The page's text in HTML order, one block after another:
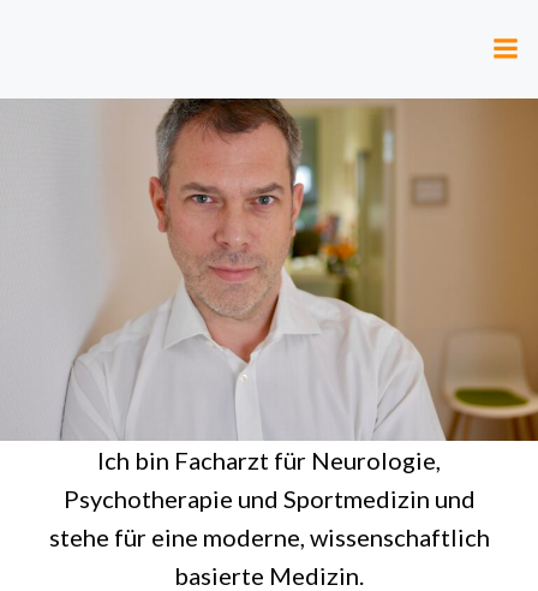
Ich bin Facharzt für Neurologie,
Psychotherapie und Sportmedizin und
stehe für eine moderne, wissenschaftlich
basierte Medizin.